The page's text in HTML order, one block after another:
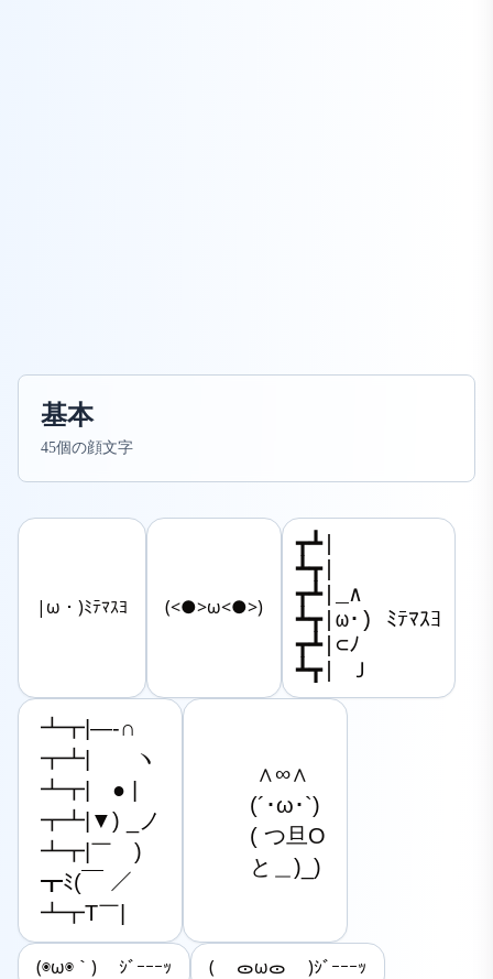
基本
45個の顔文字
|ω・)ﾐﾃﾏｽﾖ (<●>ω<●>)
┳┻|
┻┳|
┳┻|_∧
┻┳|ω･) ﾐﾃﾏｽﾖ
┳┻|⊂ﾉ
┻┳| Ｊ
┻┳|―-∩
┳┻|　　ヽ
┻┳|　● |
┳┻|▼) _ノ
┻┳|￣　)
┳ﾐ(￣ ／
┻┳T￣|
∧∞∧
(´･ω･`)
( つ旦O
と＿)_)
(◉ω◉｀) ｼﾞｰｰｰｯ ( ᯣωᯣ )ｼﾞｰｰｰｯ